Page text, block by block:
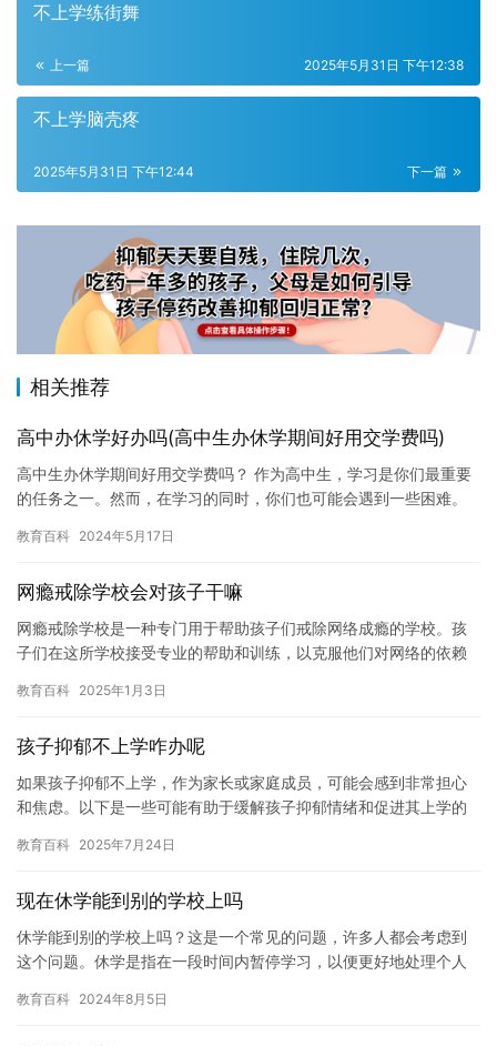
不上学练街舞
上一篇 2025年5月31日 下午12:38
不上学脑壳疼
下一篇
2025年5月31日 下午12:44
相关推荐
高中办休学好办吗(高中生办休学期间好用交学费吗)
高中生办休学期间好用交学费吗？ 作为高中生，学习是你们最重要
的任务之一。然而，在学习的同时，你们也可能会遇到一些困难。
况下…
教育百科 2024年5月17日
网瘾戒除学校会对孩子干嘛
网瘾戒除学校是一种专门用于帮助孩子们戒除网络成瘾的学校。孩
子们在这所学校接受专业的帮助和训练，以克服他们对网络的依赖
拥…
教育百科 2025年1月3日
孩子抑郁不上学咋办呢
如果孩子抑郁不上学，作为家长或家庭成员，可能会感到非常担心
和焦虑。以下是一些可能有助于缓解孩子抑郁情绪和促进其上学的
尝…
教育百科 2025年7月24日
现在休学能到别的学校上吗
休学能到别的学校上吗？这是一个常见的问题，许多人都会考虑到
这个问题。休学是指在一段时间内暂停学习，以便更好地处理个人
题， 调…
教育百科 2024年8月5日